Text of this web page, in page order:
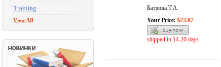
Training
View All
Батрова Т.А.
Your Price: $23.67
shipped in 14-20 days